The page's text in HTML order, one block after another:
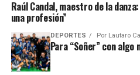
Raúl Candal, maestro de la
una profesión”
DEPORTES Por Lautaro
Para “Soñer” con algo